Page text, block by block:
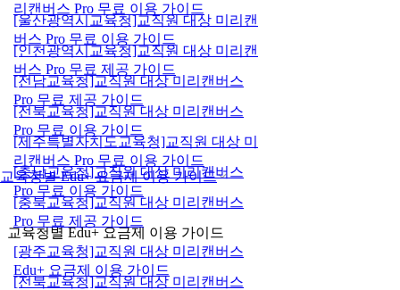
교육청별 Edu+ 요금제 이용 가이드
리캔버스 Pro 무료 이용 가이드
[울산광역시교육청]교직원 대상 미리캔
버스 Pro 무료 이용 가이드
[인천광역시교육청]교직원 대상 미리캔
버스 Pro 무료 제공 가이드
[전남교육청]교직원 대상 미리캔버스
Pro 무료 제공 가이드
[전북교육청]교직원 대상 미리캔버스
Pro 무료 이용 가이드
[제주특별자치도교육청]교직원 대상 미
리캔버스 Pro 무료 이용 가이드
[충남교육청]교직원 대상 미리캔버스
Pro 무료 이용 가이드
[충북교육청]교직원 대상 미리캔버스
Pro 무료 제공 가이드
교육청별 Edu+ 요금제 이용 가이드
[광주교육청]교직원 대상 미리캔버스
Edu+ 요금제 이용 가이드
[전북교육청]교직원 대상 미리캔버스